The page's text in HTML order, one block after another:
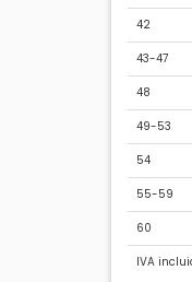
42
43-47
48
49-53
54
55-59
60
IVA